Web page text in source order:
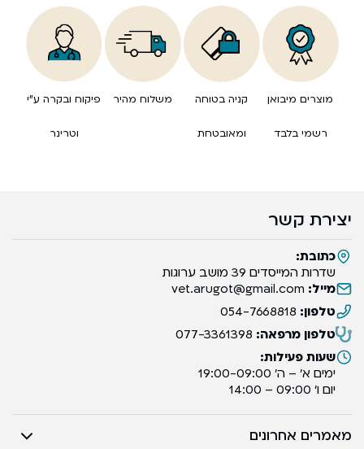
מוצרים מיבואן
רשמי בלבד
קניה בטוחה
ומאובטחת
משלוח מהיר פיקוח ובקרה ע”י
וטרינר
יצירת קשר
כתובת:
שדרות המייסדים 39 מושב ערוגות
מייל: vet.arugot@gmail.com
טלפון: 054-7668818
טלפון מרפאה: 077-3361398
שעות פעילות:
ימים א’ – ה’ 19:00-09:00
יום ו’ 09:00 – 14:00
מאמרים אחרונים